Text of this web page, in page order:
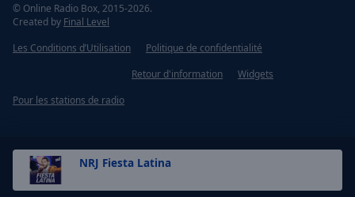
NRJ Fiesta Latina
© Online Radio Box, 2015-2026.
Created by Final Level
Les Conditions d’Utilisation
Politique de confidentialité
Retour d'information
Widgets
Pour les stations de radio